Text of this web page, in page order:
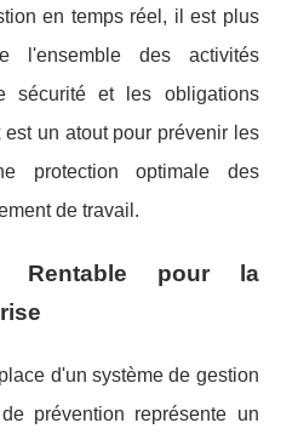
en temps réel, il est plus
l'ensemble des activités
sécurité et les obligations
un atout pour prévenir les
protection optimale des
de travail.
Rentable pour la
d'un système de gestion
prévention représente un